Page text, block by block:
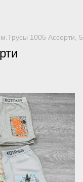
1005 Ассорти,